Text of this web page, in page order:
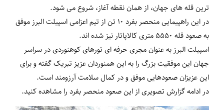
ترین قله های جهان، از همان نقطه آغاز، شروع می شود.
در این راهپیمایی منحصر بفرد 10 تن از تیم اعزامی اسپیلت البرز موفق
به صعود قله 5550 متری کالاپاتار نیز شده اند.
اسپیلت البرز به عنوان مجری حرفه ای تورهای کوهنوردی در سراسر
جهان این موفقیت بزرگ را به این همنوردان عزیز تبریک گفته و برای
این عزیزان صعودهایی موفق و در کمال سلامت آرزومند است.
در ادامه گزارش تصویری از این صعود منحصر بفرد را مشاهده کنید.